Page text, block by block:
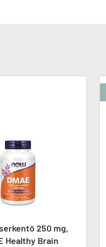
250 mg,
Healthy Brain